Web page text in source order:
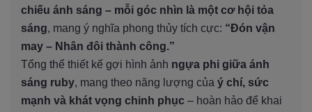
chiếu ánh sáng – mỗi góc nhìn là một cơ hội tỏa
sáng, mang ý nghĩa phong thủy tích cực: “Đón vận
may – Nhân đôi thành công.”
Tổng thể thiết kế gợi hình ảnh ngựa phi giữa ánh
sáng ruby, mang theo năng lượng của ý chí, sức
mạnh và khát vọng chinh phục – hoàn hảo để khai